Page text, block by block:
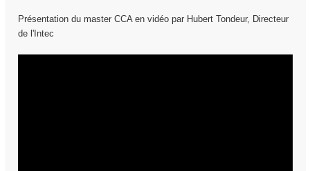
Présentation du master CCA en vidéo par Hubert Tondeur, Directeur
de l'Intec